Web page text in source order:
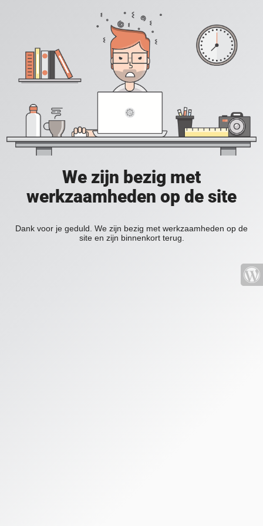
We zijn bezig met
werkzaamheden op de site
Dank voor je geduld. We zijn bezig met werkzaamheden op de
site en zijn binnenkort terug.